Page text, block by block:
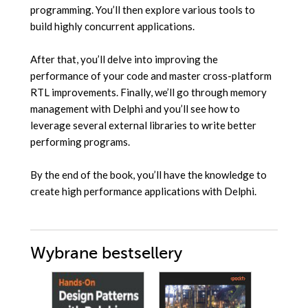
programming. You’ll then explore various tools to
build highly concurrent applications.
After that, you’ll delve into improving the
performance of your code and master cross-platform
RTL improvements. Finally, we’ll go through memory
management with Delphi and you’ll see how to
leverage several external libraries to write better
performing programs.
By the end of the book, you’ll have the knowledge to
create high performance applications with Delphi.
Wybrane bestsellery